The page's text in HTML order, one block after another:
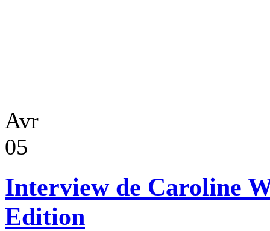
Avr
05
Interview de Caroline
Edition